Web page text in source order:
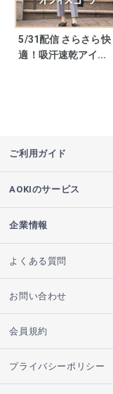
5/31配信 さらさら快
適！吸汗速乾アイ...
ご利用ガイド
AOKIのサービス
企業情報
よくある質問
お問い合わせ
会員規約
プライバシーポリシー